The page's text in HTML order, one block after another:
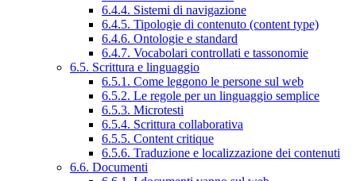
6.4.4. Sistemi di navigazione
6.4.5. Tipologie di contenuto (content type)
6.4.6. Ontologie e standard
6.4.7. Vocabolari controllati e tassonomie
6.5. Scrittura e linguaggio
6.5.1. Come leggono le persone sul web
6.5.2. Le regole per un linguaggio semplice
6.5.3. Microtesti
6.5.4. Scrittura collaborativa
6.5.5. Content critique
6.5.6. Traduzione e localizzazione dei contenuti
6.6. Documenti